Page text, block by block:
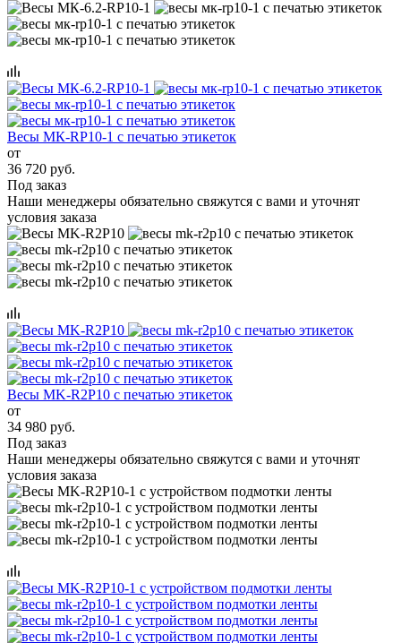
Весы МК-RP10-1 с печатью этикеток
от
36 720 руб.
Под заказ
Наши менеджеры обязательно свяжутся с вами и уточнят
условия заказа
Весы MK-R2P10 с печатью этикеток
от
34 980 руб.
Под заказ
Наши менеджеры обязательно свяжутся с вами и уточнят
условия заказа